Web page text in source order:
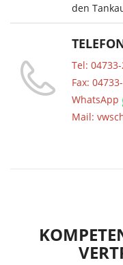
den
Tel:
Fax:
WhatsApp
Mail: